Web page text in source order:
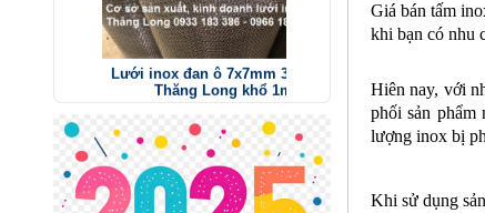
Lưới inox đan ô 7x7mm 304 TLG
Thăng Long khổ 1m
Mã SP: TLG030360-304
285.000 đ
Giá bán tấm
khi bạn có nhu
Hiên nay, với
phối sản phẩm
lượng inox bị
Khi sử dụng